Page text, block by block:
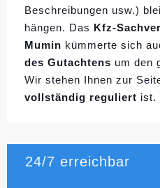
Beschreibungen usw.)
hängen. Das Kfz-
Mumin kümmerte sich
des Gutachtens um den
Wir stehen Ihnen zur
vollständig reguliert ist.
24/7 erreichbar